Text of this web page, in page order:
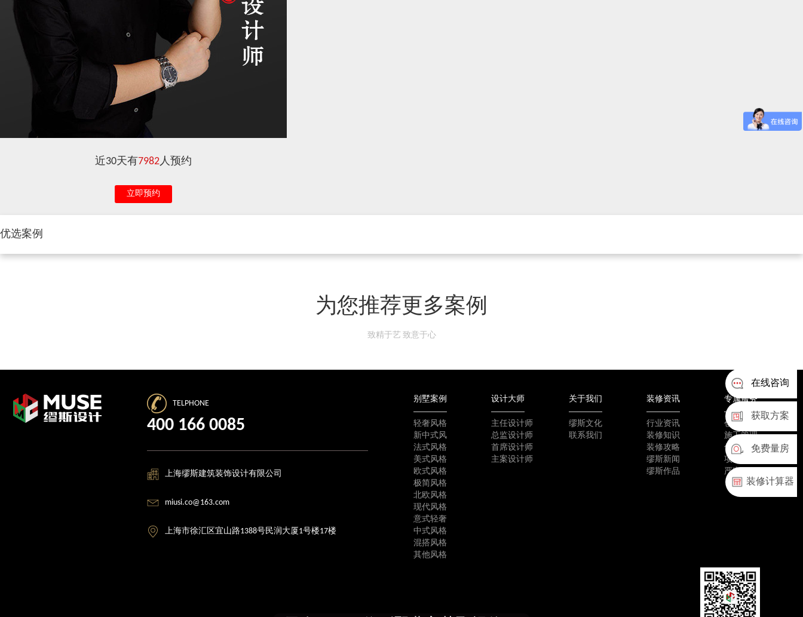
在线咨询
获取方案
免费量房
装修计算器
近30天有7982人预约
立即预约
优选案例
为您推荐更多案例
致精于艺 致意于心
TELPHONE
400 166 0085
上海缪斯建筑装饰设计有限公司
miusi.co@163.com
上海市徐汇区宜山路1388号民润大厦1号楼17楼
别墅案例
轻奢风格
新中式风
法式风格
美式风格
欧式风格
极简风格
北欧风格
现代风格
意式轻奢
中式风格
混搭风格
其他风格
设计大师
主任设计师
总监设计师
首席设计师
主案设计师
关于我们
缪斯文化
联系我们
装修资讯
行业资讯
装修知识
装修攻略
缪斯新闻
缪斯作品
专属服务
创新工艺
施工管理
优质选材
项目团队
严密验收